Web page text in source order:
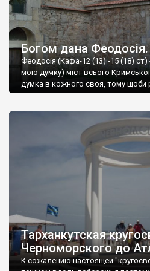
Богом дана
Феодосія (Кафа-12 (13) -15 (18) ст)
мою думку) міст всього
думка в кожного своя, тому щоби
запрошую відвідати це
Тарханкутская
Черноморского до
К сожалению настоящей